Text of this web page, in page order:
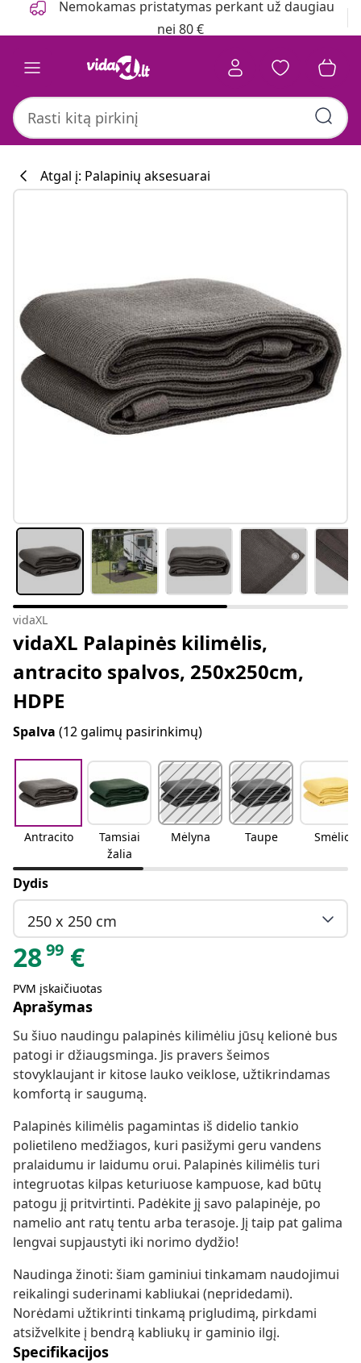
Nemokamas pristatymas perkant už daugiau
nei 80 €
Atgal į: Palapinių aksesuarai
vidaXL
vidaXL Palapinės kilimėlis,
antracito spalvos, 250x250cm,
HDPE
Spalva (12 galimų pasirinkimų)
Antracito
Tamsiai
žalia
Mėlyna Taupe Smėlio
Dydis
250 x 250 cm
2899 €
PVM įskaičiuotas
Aprašymas
Su šiuo naudingu palapinės kilimėliu jūsų kelionė bus
patogi ir džiaugsminga. Jis pravers šeimos
stovyklaujant ir kitose lauko veiklose, užtikrindamas
komfortą ir saugumą.
Palapinės kilimėlis pagamintas iš didelio tankio
polietileno medžiagos, kuri pasižymi geru vandens
pralaidumu ir laidumu orui. Palapinės kilimėlis turi
integruotas kilpas keturiuose kampuose, kad būtų
patogu jį pritvirtinti. Padėkite jį savo palapinėje, po
namelio ant ratų tentu arba terasoje. Jį taip pat galima
lengvai supjaustyti iki norimo dydžio!
Naudinga žinoti: šiam gaminiui tinkamam naudojimui
reikalingi suderinami kabliukai (nepridedami).
Norėdami užtikrinti tinkamą prigludimą, pirkdami
atsižvelkite į bendrą kabliukų ir gaminio ilgį.
Specifikacijos